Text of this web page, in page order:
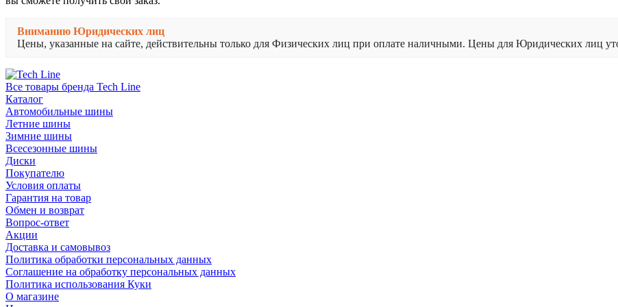
Вниманию Юридических лиц
Цены, указанные на сайте, действительны только для Физических лиц при оплате наличными. Цены для Юридических лиц
Все товары бренда Tech Line
Каталог
Автомобильные шины
Летние шины
Зимние шины
Всесезонные шины
Диски
Покупателю
Условия оплаты
Гарантия на товар
Обмен и возврат
Вопрос-ответ
Акции
Доставка и самовывоз
Политика обработки персональных данных
Соглашение на обработку персональных данных
Политика использования Куки
О магазине